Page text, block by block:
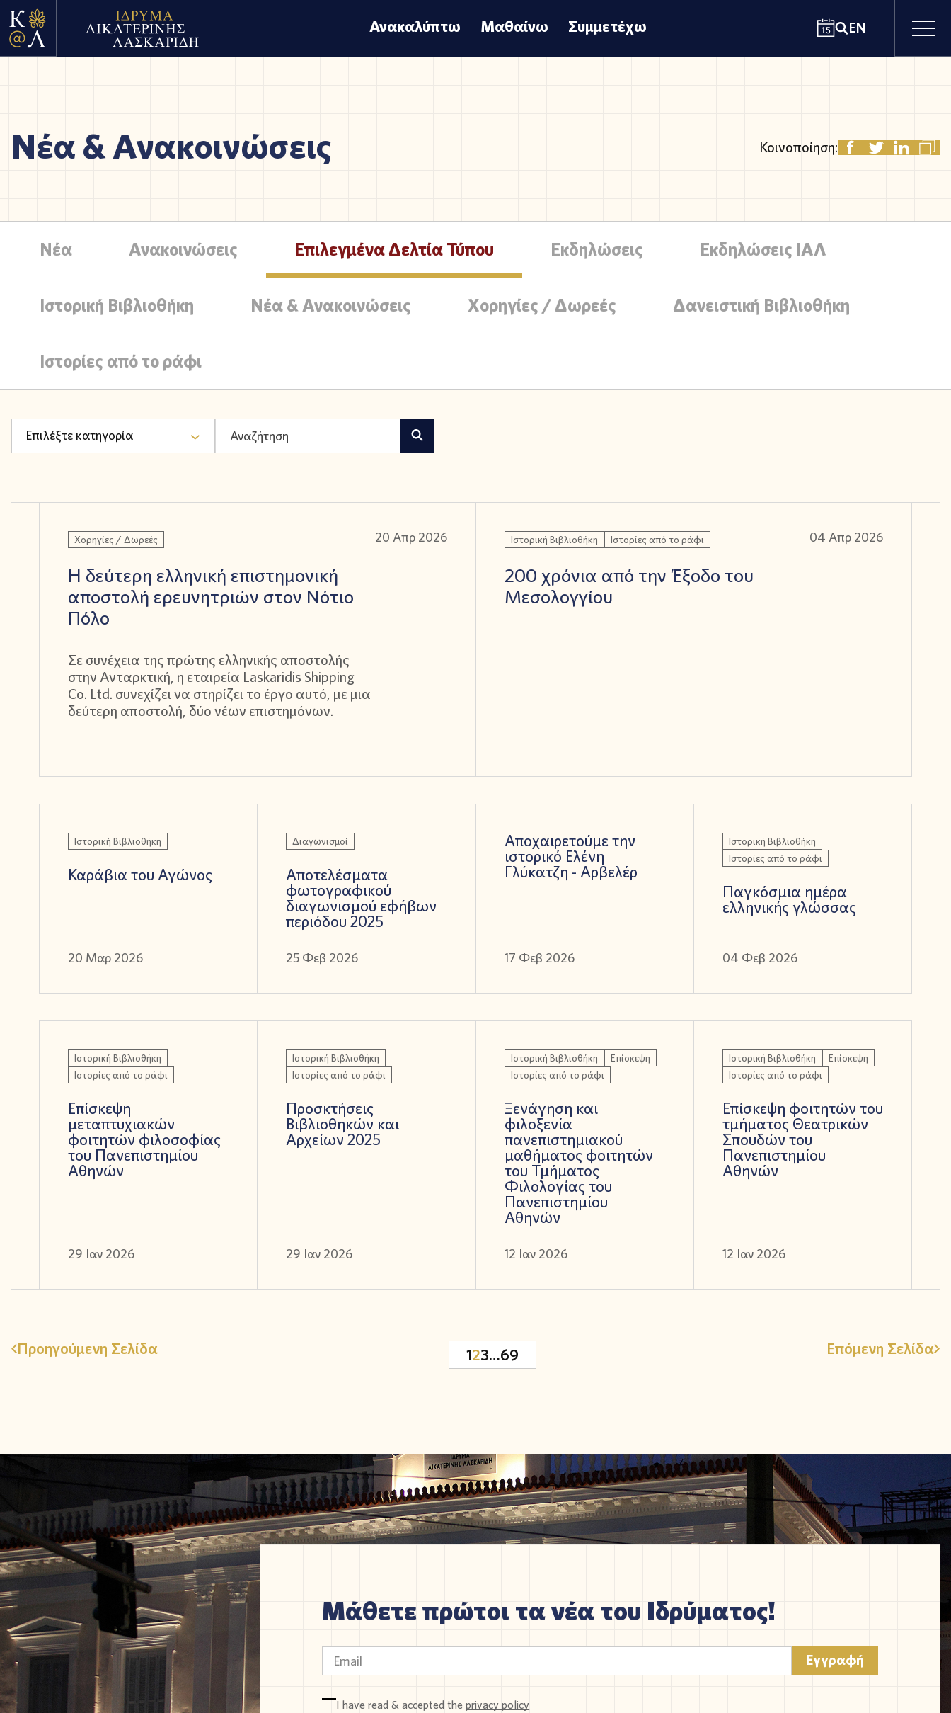
Ανακαλύπτω Μαθαίνω Συμμετέχω EN
Νέα & Ανακοινώσεις Κοινοποίηση:
Νέα Ανακοινώσεις Επιλεγμένα Δελτία Τύπου Εκδηλώσεις Εκδηλώσεις ΙΑΛ
Ιστορική Βιβλιοθήκη Νέα & Ανακοινώσεις Χορηγίες / Δωρεές Δανειστική Βιβλιοθήκη
Ιστορίες από το ράφι
Επιλέξτε κατηγορία
Χορηγίες / Δωρεές
Η δεύτερη ελληνική επιστημονική
αποστολή ερευνητριών στον Νότιο
Πόλο
Σε συνέχεια της πρώτης ελληνικής αποστολής
στην Ανταρκτική, η εταιρεία Laskaridis Shipping
Co. Ltd. συνεχίζει να στηρίζει το έργο αυτό, με μια
δεύτερη αποστολή, δύο νέων επιστημόνων.
20 Απρ 2026 Ιστορική Βιβλιοθήκη Ιστορίες από το ράφι
200 χρόνια από την Έξοδο του
Μεσολογγίου
04 Απρ 2026
Ιστορική Βιβλιοθήκη
Καράβια του Αγώνος
20 Μαρ 2026
Διαγωνισμοί
Αποτελέσματα
φωτογραφικού
διαγωνισμού εφήβων
περιόδου 2025
25 Φεβ 2026
Αποχαιρετούμε την
ιστορικό Ελένη
Γλύκατζη - Αρβελέρ
17 Φεβ 2026
Ιστορική Βιβλιοθήκη
Ιστορίες από το ράφι
Παγκόσμια ημέρα
ελληνικής γλώσσας
04 Φεβ 2026
Ιστορική Βιβλιοθήκη
Ιστορίες από το ράφι
Επίσκεψη
μεταπτυχιακών
φοιτητών φιλοσοφίας
του Πανεπιστημίου
Αθηνών
29 Ιαν 2026
Ιστορική Βιβλιοθήκη
Ιστορίες από το ράφι
Προσκτήσεις
Βιβλιοθηκών και
Αρχείων 2025
29 Ιαν 2026
Ιστορική Βιβλιοθήκη
Επίσκεψη
Ιστορίες από το ράφι
Ξενάγηση και
φιλοξενία
πανεπιστημιακού
μαθήματος φοιτητών
του Τμήματος
Φιλολογίας του
Πανεπιστημίου
Αθηνών
12 Ιαν 2026
Ιστορική Βιβλιοθήκη
Επίσκεψη
Ιστορίες από το ράφι
Επίσκεψη φοιτητών του
τμήματος Θεατρικών
Σπουδών του
Πανεπιστημίου
Αθηνών
12 Ιαν 2026
Προηγούμενη Σελίδα 123…69 Επόμενη Σελίδα
Μάθετε πρώτοι τα νέα του Ιδρύματος!
I have read & accepted theprivacy policy